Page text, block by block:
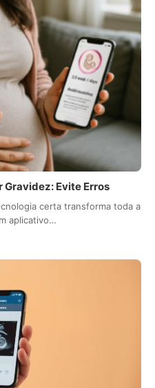
Evite Erros
certa transforma toda a
aplicativo…